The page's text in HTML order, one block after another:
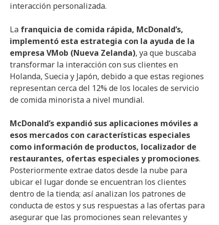
interacción personalizada.
La franquicia de comida rápida, McDonald’s,
implementó esta estrategia con la ayuda de la
empresa VMob (Nueva Zelanda), ya que buscaba
transformar la interacción con sus clientes en
Holanda, Suecia y Japón, debido a que estas regiones
representan cerca del 12% de los locales de servicio
de comida minorista a nivel mundial.
McDonald’s expandió sus aplicaciones móviles a
esos mercados con características especiales
como información de productos, localizador de
restaurantes, ofertas especiales y promociones.
Posteriormente extrae datos desde la nube para
ubicar el lugar donde se encuentran los clientes
dentro de la tienda; así analizan los patrones de
conducta de estos y sus respuestas a las ofertas para
asegurar que las promociones sean relevantes y